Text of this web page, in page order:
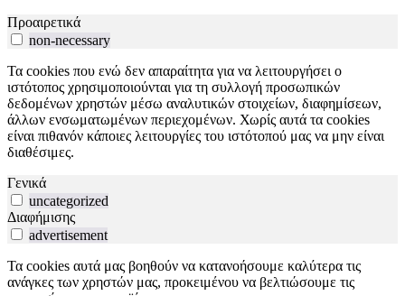
Προαιρετικά
non-necessary
Τα cookies που ενώ δεν απαραίτητα για να λειτουργήσει ο
ιστότοπος χρησιμοποιούνται για τη συλλογή προσωπικών
δεδομένων χρηστών μέσω αναλυτικών στοιχείων, διαφημίσεων,
άλλων ενσωματωμένων περιεχομένων. Χωρίς αυτά τα cookies
είναι πιθανόν κάποιες λειτουργίες του ιστότοπού μας να μην είναι
διαθέσιμες.
Γενικά
uncategorized
Διαφήμισης
advertisement
Τα cookies αυτά μας βοηθούν να κατανοήσουμε καλύτερα τις
ανάγκες των χρηστών μας, προκειμένου να βελτιώσουμε τις